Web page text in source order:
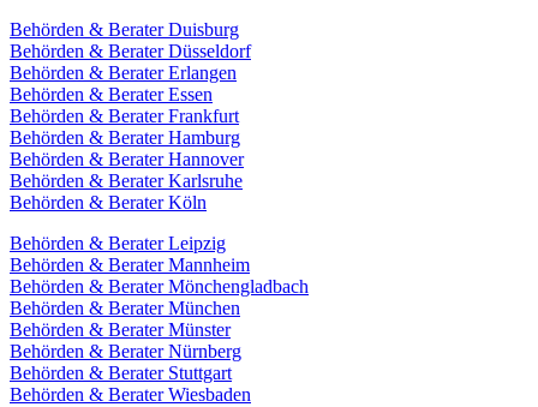
Behörden & Berater Duisburg
Behörden & Berater Düsseldorf
Behörden & Berater Erlangen
Behörden & Berater Essen
Behörden & Berater Frankfurt
Behörden & Berater Hamburg
Behörden & Berater Hannover
Behörden & Berater Karlsruhe
Behörden & Berater Köln
Behörden & Berater Leipzig
Behörden & Berater Mannheim
Behörden & Berater Mönchengladbach
Behörden & Berater München
Behörden & Berater Münster
Behörden & Berater Nürnberg
Behörden & Berater Stuttgart
Behörden & Berater Wiesbaden